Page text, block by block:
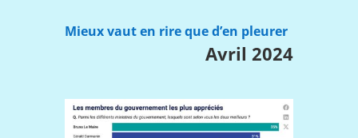
Mieux vaut en rire que d’en pleurer
Avril 2024